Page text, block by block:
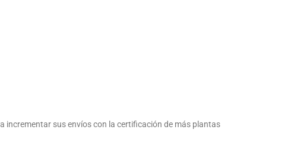
incrementar sus envíos con la certificación de más plantas